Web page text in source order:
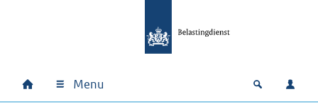
Hoofdnavigatie
Home Menu Open